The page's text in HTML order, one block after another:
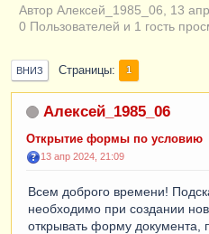
Автор Алексей_1985_06, 13
0 Пользователей и 1 гость
ВНИЗ Страницы 1
Алексей_1985_06
Открытие формы по условию
13 апр 2024, 21:09
Всем доброго времени!
необходимо при создании
открывать форму документа,